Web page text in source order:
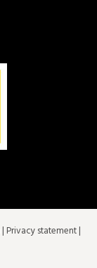
| Privacy statement|